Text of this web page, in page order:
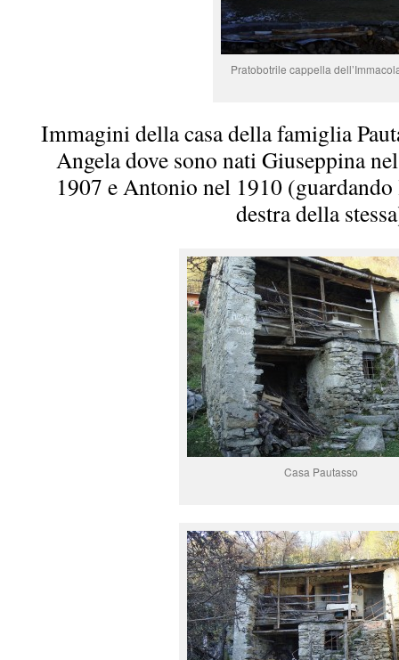
Pratobotrile cappella
Immagini della casa della famiglia
Angela dove sono nati Giuseppina
1907 e Antonio nel 1910
destra della
Casa Pautasso